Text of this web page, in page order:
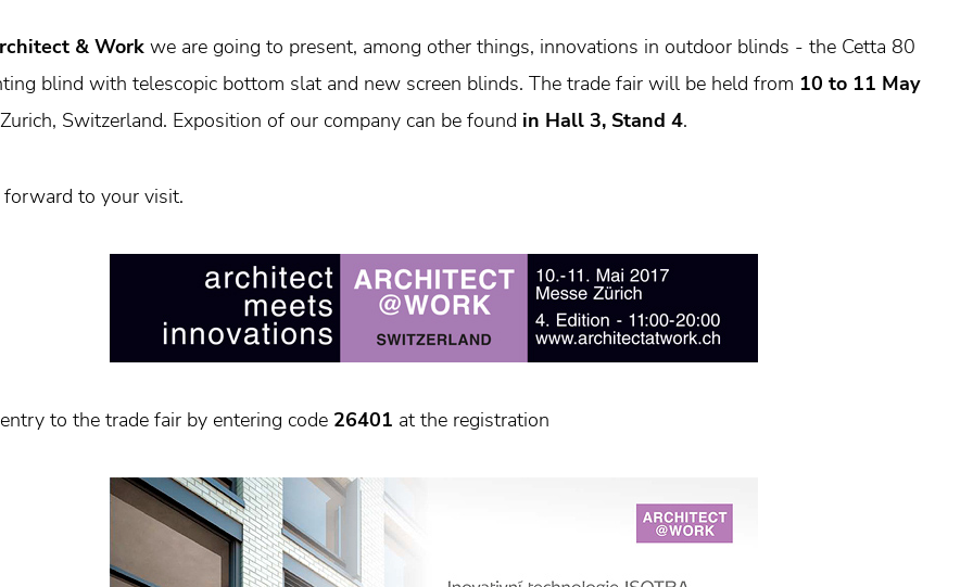
& Work we are going to present, among other things, innovations in outdoor blinds - the Cetta 80
blind with telescopic bottom slat and new screen blinds. The trade fair will be held from 10 to 11 May
Switzerland. Exposition of our company can be found in Hall 3, Stand 4.
to your visit.
to the trade fair by entering code 26401 at the registration